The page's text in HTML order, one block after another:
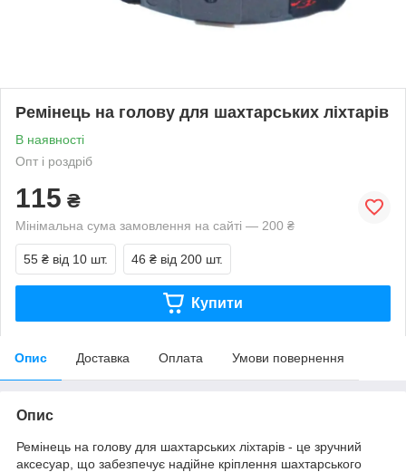
Ремінець на голову для шахтарських ліхтарів
В наявності
Опт і роздріб
115 ₴
Мінімальна сума замовлення на сайті — 200 ₴
55 ₴ від 10 шт. 46 ₴ від 200 шт.
Купити
Опис Доставка Оплата Умови повернення
Опис
Ремінець на голову для шахтарських ліхтарів - це зручний
аксесуар, що забезпечує надійне кріплення шахтарського